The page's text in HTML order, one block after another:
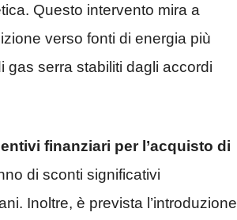
Questo intervento mira a
verso fonti di energia più
gas serra stabiliti dagli accordi
finanziari per l’acquisto di
di sconti significativi
Inoltre, è prevista l’introduzione